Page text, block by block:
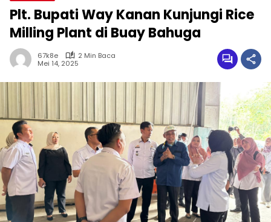
Plt. Bupati Way Kanan Kunjungi Rice
Milling Plant di Buay Bahuga
67k8e
2 Min Baca
Mei 14, 2025